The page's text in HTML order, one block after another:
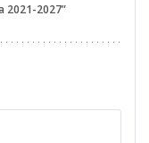
2021-2027”
. . . . . . . . . . . . . . . . . . . .